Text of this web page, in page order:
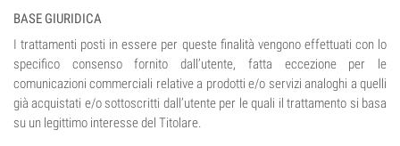
BASE GIURIDICA
I trattamenti posti in essere per queste finalità vengono effettuati con lo
specifico consenso fornito dall’utente, fatta eccezione per le
comunicazioni commerciali relative a prodotti e/o servizi analoghi a quelli
già acquistati e/o sottoscritti dall’utente per le quali il trattamento si basa
su un legittimo interesse del Titolare.